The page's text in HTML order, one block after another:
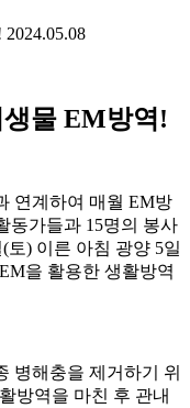
2024.05.08
물 EM방역!
연계하여 매월 EM방
동가들과 15명의 봉사
토) 이른 아침 광양 5일
을 활용한 생활방역
병해충을 제거하기 위
방역을 마친 후 관내